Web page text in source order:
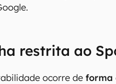
restrita ao
ocorre deforma